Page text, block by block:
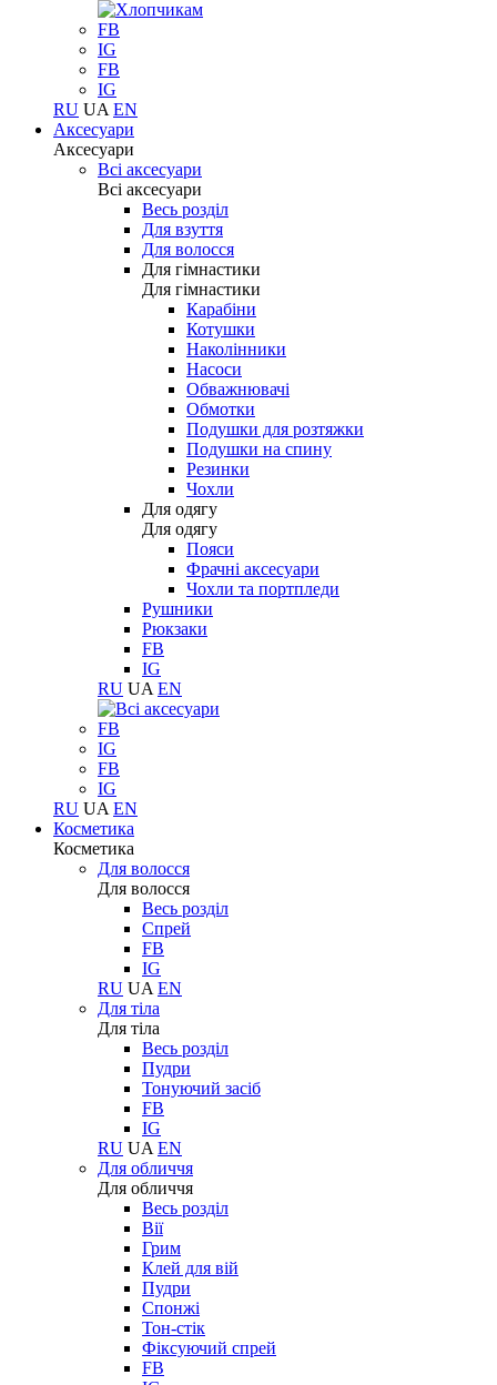
FB
IG
FB
IG
RU UA EN
Аксесуари
Аксесуари
Всі аксесуари
Всі аксесуари
Весь розділ
Для взуття
Для волосся
Для гімнастики
Для гімнастики
Карабіни
Котушки
Наколінники
Насоси
Обважнювачі
Обмотки
Подушки для розтяжки
Подушки на спину
Резинки
Чохли
Для одягу
Для одягу
Пояси
Фрачні аксесуари
Чохли та портпледи
Рушники
Рюкзаки
FB
IG
RU UA EN
FB
IG
FB
IG
RU UA EN
Косметика
Косметика
Для волосся
Для волосся
Весь розділ
Спрей
FB
IG
RU UA EN
Для тіла
Для тіла
Весь розділ
Пудри
Тонуючий засіб
FB
IG
RU UA EN
Для обличчя
Для обличчя
Весь розділ
Вії
Грим
Клей для вій
Пудри
Спонжі
Тон-стік
Фіксуючий спрей
FB